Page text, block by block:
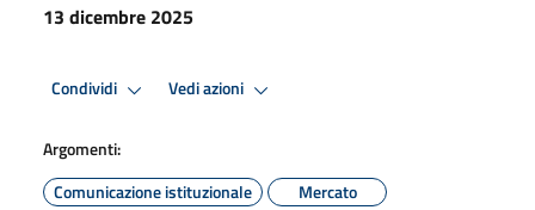
13 dicembre 2025
Condividi Vedi azioni
Argomenti:
Comunicazione istituzionale
Mercato